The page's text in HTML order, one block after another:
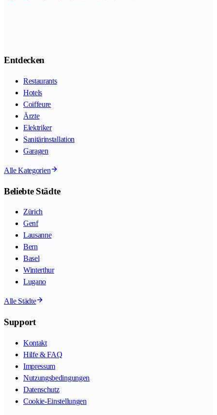
Entdecken
Restaurants
Hotels
Coiffeure
Ärzte
Elektriker
Sanitärinstallation
Garagen
Alle Kategorien
Beliebte Städte
Zürich
Genf
Lausanne
Bern
Basel
Winterthur
Lugano
Alle Städte
Support
Kontakt
Hilfe & FAQ
Impressum
Nutzungsbedingungen
Datenschutz
Cookie-Einstellungen